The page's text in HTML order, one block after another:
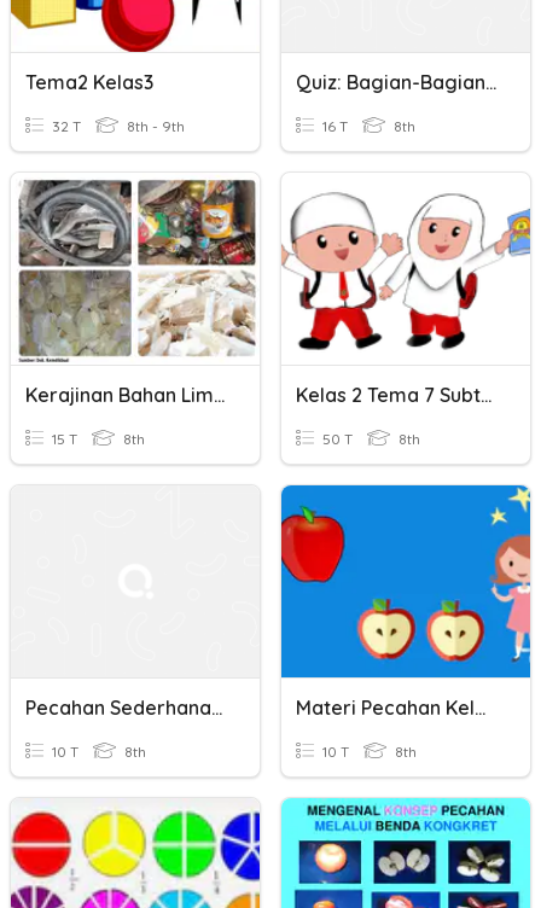
Tema2 Kelas3
32 T 8th - 9th
Quiz: Bagian-Bagian Dari Komputer - Perangkat Input
16 T 8th
Kerajinan Bahan Limbah Keras
15 T 8th
Kelas 2 Tema 7 Subtema 3
50 T 8th
Pecahan Sederhana Bagian 2
10 T 8th
Materi Pecahan Kelas 2
10 T 8th